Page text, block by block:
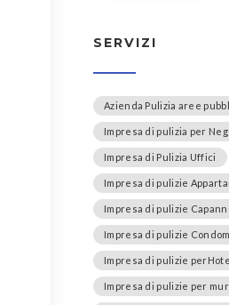
SERVIZI
Azienda Pulizia aree
Impresa di pulizia per
Impresa di Pulizia Uffici
Impresa di pulizie
Impresa di pulizie
Impresa di pulizie
Impresa di pulizie
Impresa di pulizie per